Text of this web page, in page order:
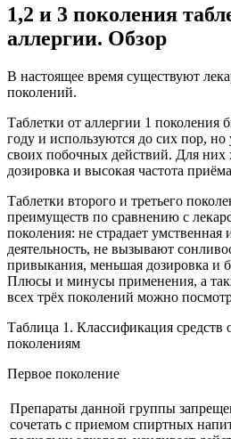
1,2 и 3 поколения
аллергии. Обзор
В настоящее время существуют
поколений.
Таблетки от аллергии 1 поколения
году и используются до сих пор,
своих побочных действий. Для них
дозировка и высокая частота
Таблетки второго и третьего
преимуществ по сравнению с
поколения: не страдает умственная
деятельность, не вызывают
привыкания, меньшая дозировка и
Плюсы и минусы применения, а
всех трёх поколений можно
Таблица 1. Классификация средств
поколениям
Первое поколение
Препараты данной группы
сочетать с приемом спиртных